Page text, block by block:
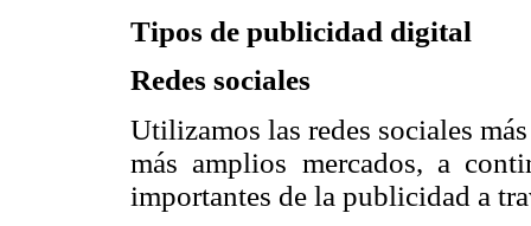
Tipos de publicidad digital
Redes sociales
Utilizamos las redes sociales
más amplios mercados, a
importantes de la publicidad a